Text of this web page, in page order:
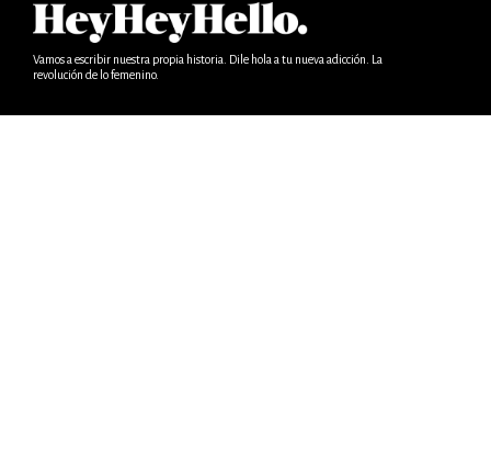
Vamos a escribir nuestra propia historia. Dile hola a tu nueva adicción. La
revolución de lo femenino.